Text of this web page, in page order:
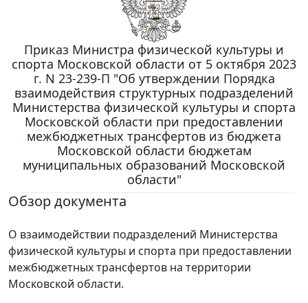
Приказ Министра физической культуры и
спорта Московской области от 5 октября 2023
г. N 23-239-П "Об утверждении Порядка
взаимодействия структурных подразделений
Министерства физической культуры и спорта
Московской области при предоставлении
межбюджетных трансфертов из бюджета
Московской области бюджетам
муниципальных образований Московской
области"
Обзор документа
О взаимодействии подразделений Министерства
физической культуры и спорта при предоставлении
межбюджетных трансфертов на территории
Московской области.